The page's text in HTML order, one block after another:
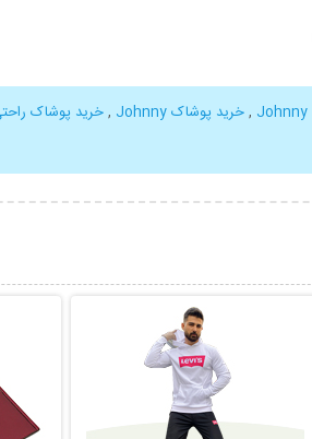
,خرید پوشاک Johnny ,خرید پوشاک